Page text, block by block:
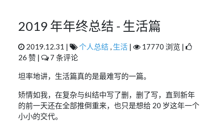
拂过了谁的面庞
蛊惑了谁的愿望
袅袅盘旋而上
深深刻进骨子里的苦楚
一抹鲜红
试图触及谁人的灵魂深处
在葱茏之中徘徊
抑制成瘾的依赖
2019 年年终总结 - 生活篇
2019.12.31 | 个人总结 生活 |
17770 浏览 |
26 赞 |
7 条评论
坦率地讲，生活篇真的是最难写的一篇。
矫情如我，在复杂与纠结中写了删，删了写，直到新年
的前一天还在全部推倒重来，也只是想给 20 岁这年一个
小小的交代。